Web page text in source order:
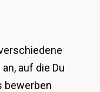
auf die Du
bewerben